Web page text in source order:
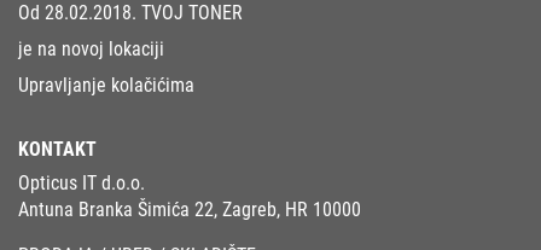
Od 28.02.2018. TVOJ TONER
je na novoj lokaciji
Upravljanje kolačićima
KONTAKT
Opticus IT d.o.o.
Antuna Branka Šimića 22, Zagreb, HR 10000